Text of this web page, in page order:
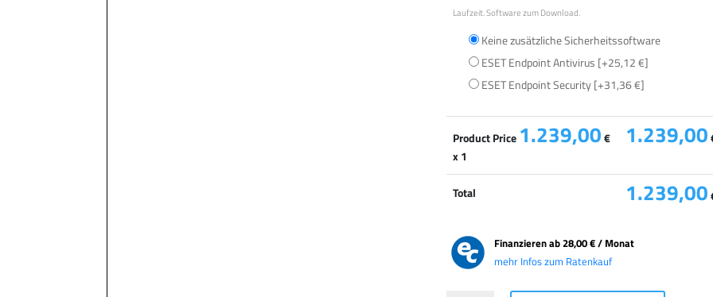
Laufzeit. Software zum Download.
Keine zusätzliche Sicherheitssoftware
ESET Endpoint Antivirus [+25,12 €]
ESET Endpoint Security[+31,36 €]
Product Price 1.239,00€
x 1
1.239,00
Total 1.239,00
Finanzieren ab28,00 € / Monat
mehr Infos zum Ratenkauf